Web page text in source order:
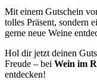
Mit einem Gutschein
tolles Präsent, sondern
gerne neue Weine
Hol dir jetzt deinen
Freude – bei Wein im
entdecken!